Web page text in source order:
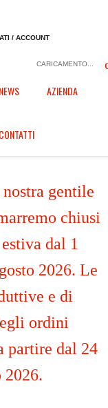
/ ACCOUNT
CARICAMENTO...
NEWS AZIENDA
CONTATTI
gentile
chiusi
dal 1
2026. Le
e di
ordini
partire dal 24
2026.